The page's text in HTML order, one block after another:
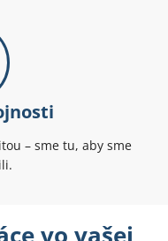
– sme tu, aby sme